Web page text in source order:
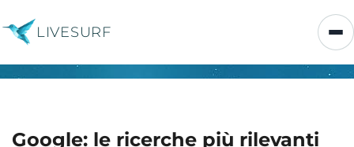
LIVESURF
Google: le ricerche più rilevanti